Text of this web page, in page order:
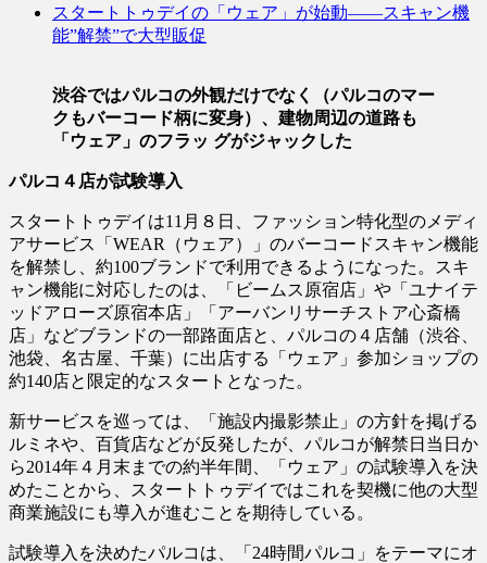
スタートトゥデイの「ウェア」が始動――スキャン機
能”解禁”で大型販促
渋谷ではパルコの外観だけでなく（パルコのマー
クもバーコード柄に変身）、建物周辺の道路も
「ウェア」のフラッ グがジャックした
パルコ４店が試験導入
スタートトゥデイは11月８日、ファッション特化型のメディ
アサービス「WEAR（ウェア）」のバーコードスキャン機能
を解禁し、約100ブランドで利用できるようになった。スキ
ャン機能に対応したのは、「ビームス原宿店」や「ユナイテ
ッドアローズ原宿本店」「アーバンリサーチストア心斎橋
店」などブランドの一部路面店と、パルコの４店舗（渋谷、
池袋、名古屋、千葉）に出店する「ウェア」参加ショップの
約140店と限定的なスタートとなった。
新サービスを巡っては、「施設内撮影禁止」の方針を掲げる
ルミネや、百貨店などが反発したが、パルコが解禁日当日か
ら2014年４月末までの約半年間、「ウェア」の試験導入を決
めたことから、スタートトゥデイではこれを契機に他の大型
商業施設にも導入が進むことを期待している。
試験導入を決めたパルコは、「24時間パルコ」をテーマにオ